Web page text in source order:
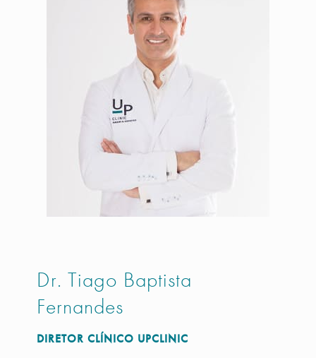
Dr. Tiago Baptista
Fernandes
DIRETOR CLÍNICO UPCLINIC